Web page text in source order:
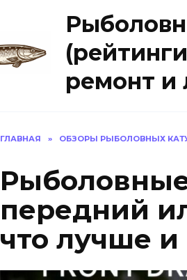
ремонт и
ГЛАВНАЯ » ОБЗОРЫ РЫБОЛОВНЫХ
передний
что лучше